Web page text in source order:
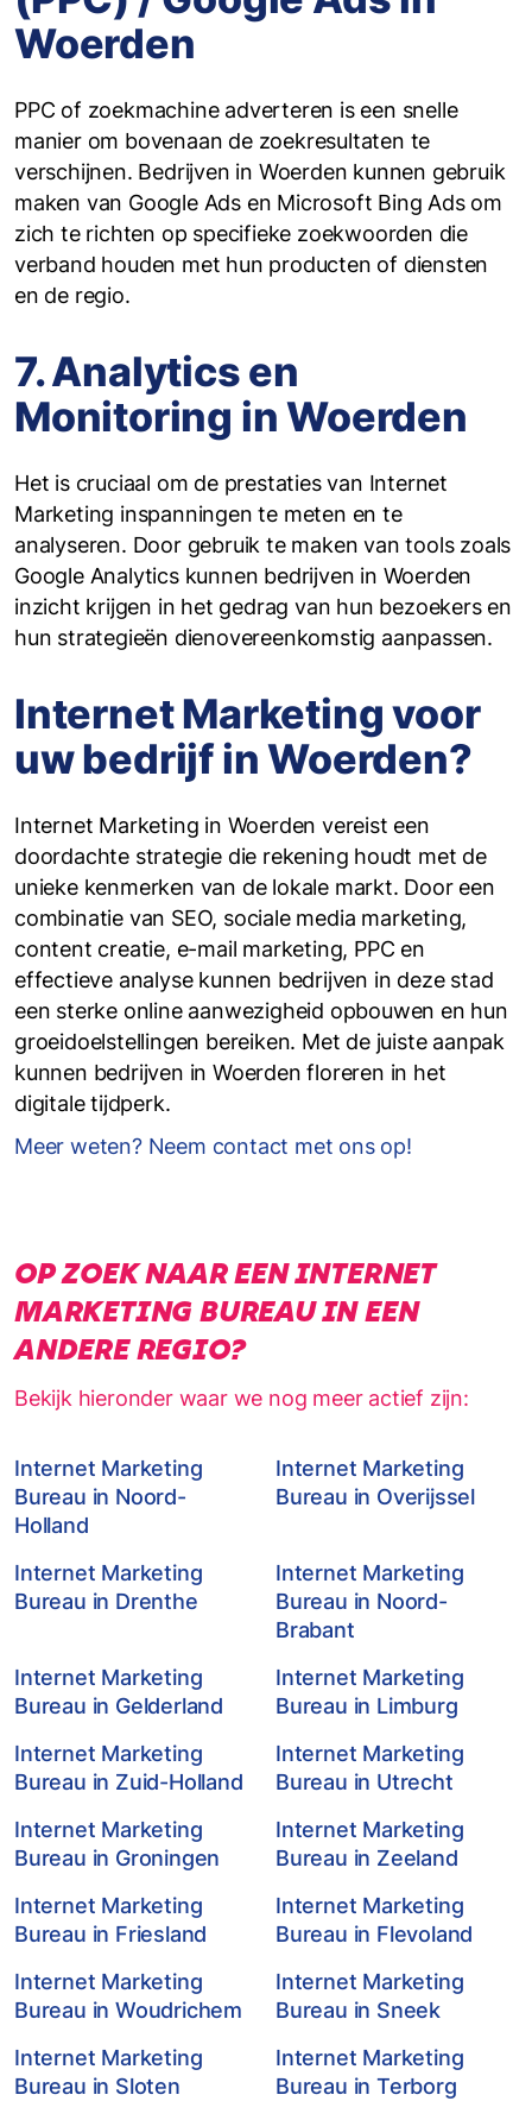
Woerden
PPC of zoekmachine adverteren is een snelle
manier om bovenaan de zoekresultaten te
verschijnen. Bedrijven in Woerden kunnen gebruik
maken van Google Ads en Microsoft Bing Ads om
zich te richten op specifieke zoekwoorden die
verband houden met hun producten of diensten
en de regio.
7. Analytics en
Monitoring in Woerden
Het is cruciaal om de prestaties van Internet
Marketing inspanningen te meten en te
analyseren. Door gebruik te maken van tools zoals
Google Analytics kunnen bedrijven in Woerden
inzicht krijgen in het gedrag van hun bezoekers en
hun strategieën dienovereenkomstig aanpassen.
Internet Marketing voor
uw bedrijf in Woerden?
Internet Marketing in Woerden vereist een
doordachte strategie die rekening houdt met de
unieke kenmerken van de lokale markt. Door een
combinatie van SEO, sociale media marketing,
content creatie, e-mail marketing, PPC en
effectieve analyse kunnen bedrijven in deze stad
een sterke online aanwezigheid opbouwen en hun
groeidoelstellingen bereiken. Met de juiste aanpak
kunnen bedrijven in Woerden floreren in het
digitale tijdperk.
Meer weten? Neem contact met ons op!
OP ZOEK NAAR EEN INTERNET
MARKETING BUREAU IN EEN
ANDERE REGIO?
Bekijk hieronder waar we nog meer actief zijn:
Internet Marketing
Bureau in Noord-
Holland
Internet Marketing
Bureau in Overijssel
Internet Marketing
Bureau in Drenthe
Internet Marketing
Bureau in Noord-
Brabant
Internet Marketing
Bureau in Gelderland
Internet Marketing
Bureau in Limburg
Internet Marketing
Bureau in Zuid-Holland
Internet Marketing
Bureau in Utrecht
Internet Marketing
Bureau in Groningen
Internet Marketing
Bureau in Zeeland
Internet Marketing
Bureau in Friesland
Internet Marketing
Bureau in Flevoland
Internet Marketing
Bureau in Woudrichem
Internet Marketing
Bureau in Sneek
Internet Marketing
Bureau in Sloten
Internet Marketing
Bureau in Terborg